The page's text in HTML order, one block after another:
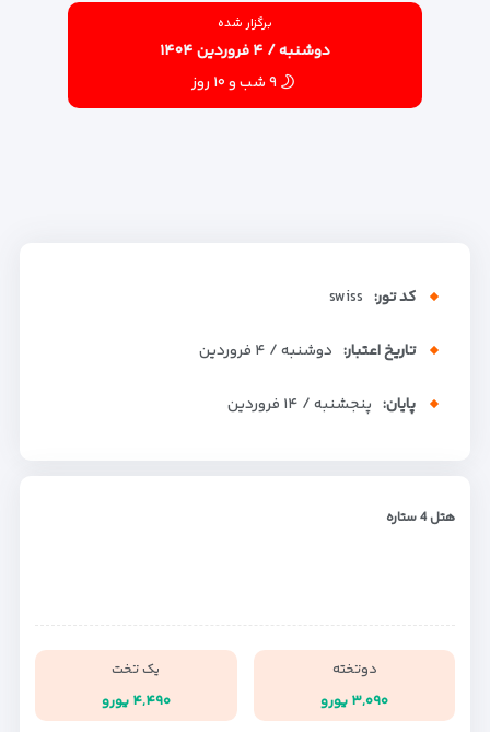
برگزار شده
دوشنبه / ۴ فروردین ۱۴۰۴
۹ شب و ۱۰ روز
کد تور: swiss
تاریخ اعتبار: دوشنبه / ۴ فروردین
پایان: پنجشنبه / ۱۴ فروردین
هتل 4 ستاره
دوتخته
۳,۰۹۰ یورو
یک تخت
۴,۴۹۰ یورو